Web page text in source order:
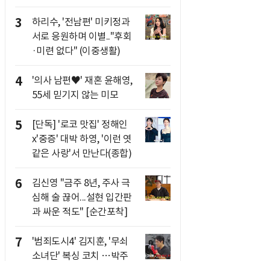
3
하리수, '전남편' 미키정과
서로 응원하며 이별.."후회
·미련 없다" (이중생활)
4
'의사 남편♥' 재혼 윤해영,
55세 믿기지 않는 미모
5
[단독] '로코 맛집' 정해인
x'중증' 대박 하영, '이런 엿
같은 사랑'서 만난다(종합)
6
김신영 "금주 8년, 주사 극
심해 술 끊어...설현 입간판
과 싸운 적도" [순간포착]
7
'범죄도시4' 김지훈, '무쇠
소녀단' 복싱 코치 …박주